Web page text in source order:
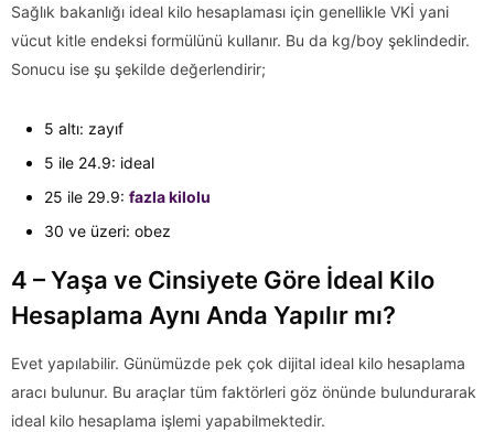
Sağlık bakanlığı ideal kilo hesaplaması için genellikle VKİ yani
vücut kitle endeksi formülünü kullanır. Bu da kg/boy şeklindedir.
Sonucu ise şu şekilde değerlendirir;
5 altı: zayıf
5 ile 24.9: ideal
25 ile 29.9: fazla kilolu
30 ve üzeri: obez
4 – Yaşa ve Cinsiyete Göre İdeal Kilo
Hesaplama Aynı Anda Yapılır mı?
Evet yapılabilir. Günümüzde pek çok dijital ideal kilo hesaplama
aracı bulunur. Bu araçlar tüm faktörleri göz önünde bulundurarak
ideal kilo hesaplama işlemi yapabilmektedir.